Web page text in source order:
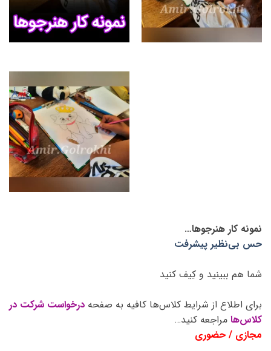
نمونه کار هنرجوها…
حس بی‌نظیر پیشرفت
شما هم ببینید و کِیف کنید
برای اطلاع از شرایط کلاس‌ها کافیه به صفحه درخواست شرکت در
کلاس‌ها مراجعه کنید…
مجازی / حضوری